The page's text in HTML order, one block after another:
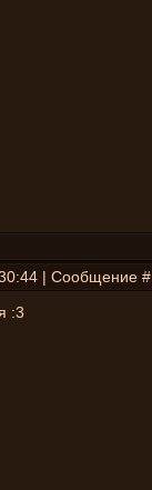
| Сообщение #
:3